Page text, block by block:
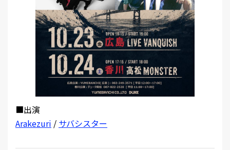
■出演
Arakezuri / サバシスター